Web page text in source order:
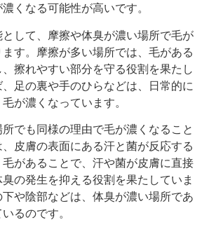
くなる可能性が高いです。
して、摩擦や体臭が濃い場所で毛が
す。摩擦が多い場所では、毛がある
擦れやすい部分を守る役割を果たし
足の裏や手のひらなどは、日常的に
が濃くなっています。
でも同様の理由で毛が濃くなること
皮膚の表面にある汗と菌が反応する
があることで、汗や菌が皮膚に直接
の発生を抑える役割を果たしていま
や陰部などは、体臭が濃い場所であ
るのです。